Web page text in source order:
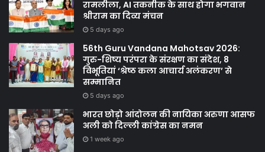
रामलीला, AI तकनीक के साथ होगा भगवान
श्रीराम का दिव्य मंचन
5 days ago
56th Guru Vandana Mahotsav 2026:
गुरु-शिष्य परंपरा के संरक्षण का संदेश, 8
विभूतियां ‘श्रेष्ठ कला आचार्य अलंकरण’ से
सम्मानित
5 days ago
भारत छोड़ो आंदोलन की नायिका अरुणा आसफ
अली को दिल्ली कांग्रेस का नमन
1 week ago